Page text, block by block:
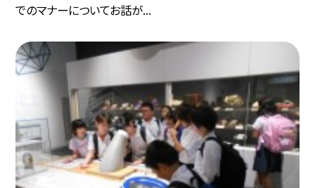
でのマナーについてお話が...